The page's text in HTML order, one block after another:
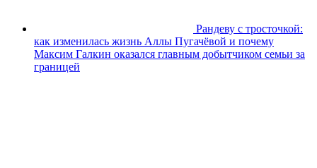
Рандеву с тросточкой:
как изменилась жизнь Аллы Пугачёвой и почему
Максим Галкин оказался главным добытчиком семьи за
границей